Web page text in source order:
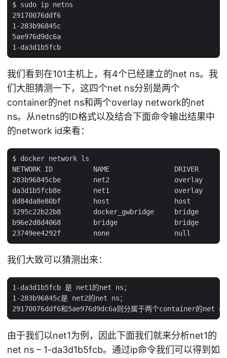
$ sudo ip netns
29170076ddf6
1-283b96845c
5ae976d9dc6a
我们看到在101主机上，有4个已经建立的net ns。我
们大胆猜测一下，这四个net ns分别是两个
container的net ns和两个overlay network的net
ns。从netns的ID格式以及结合下面命令输出结果中
的network id来看：
$ docker network ls
NETWORK ID          NAME                DRIVER
283b96845cbe        net2                overlay
da3d1b5fcb8e        net1                overlay
dd84da8e80bf        host                host
3295c22b22b8        docker_gwbridge     bridge
b96e2d8d4068        bridge              bridge
我们大致可以猜测出来：
1-da3d1b5fcb 是 net1的net ns；
1-283b96845c是 net2的net ns；
由于我们以net1为例，因此下面我们就来分析net1的
net ns – 1-da3d1b5fcb。通过ip命令我们可以得到如